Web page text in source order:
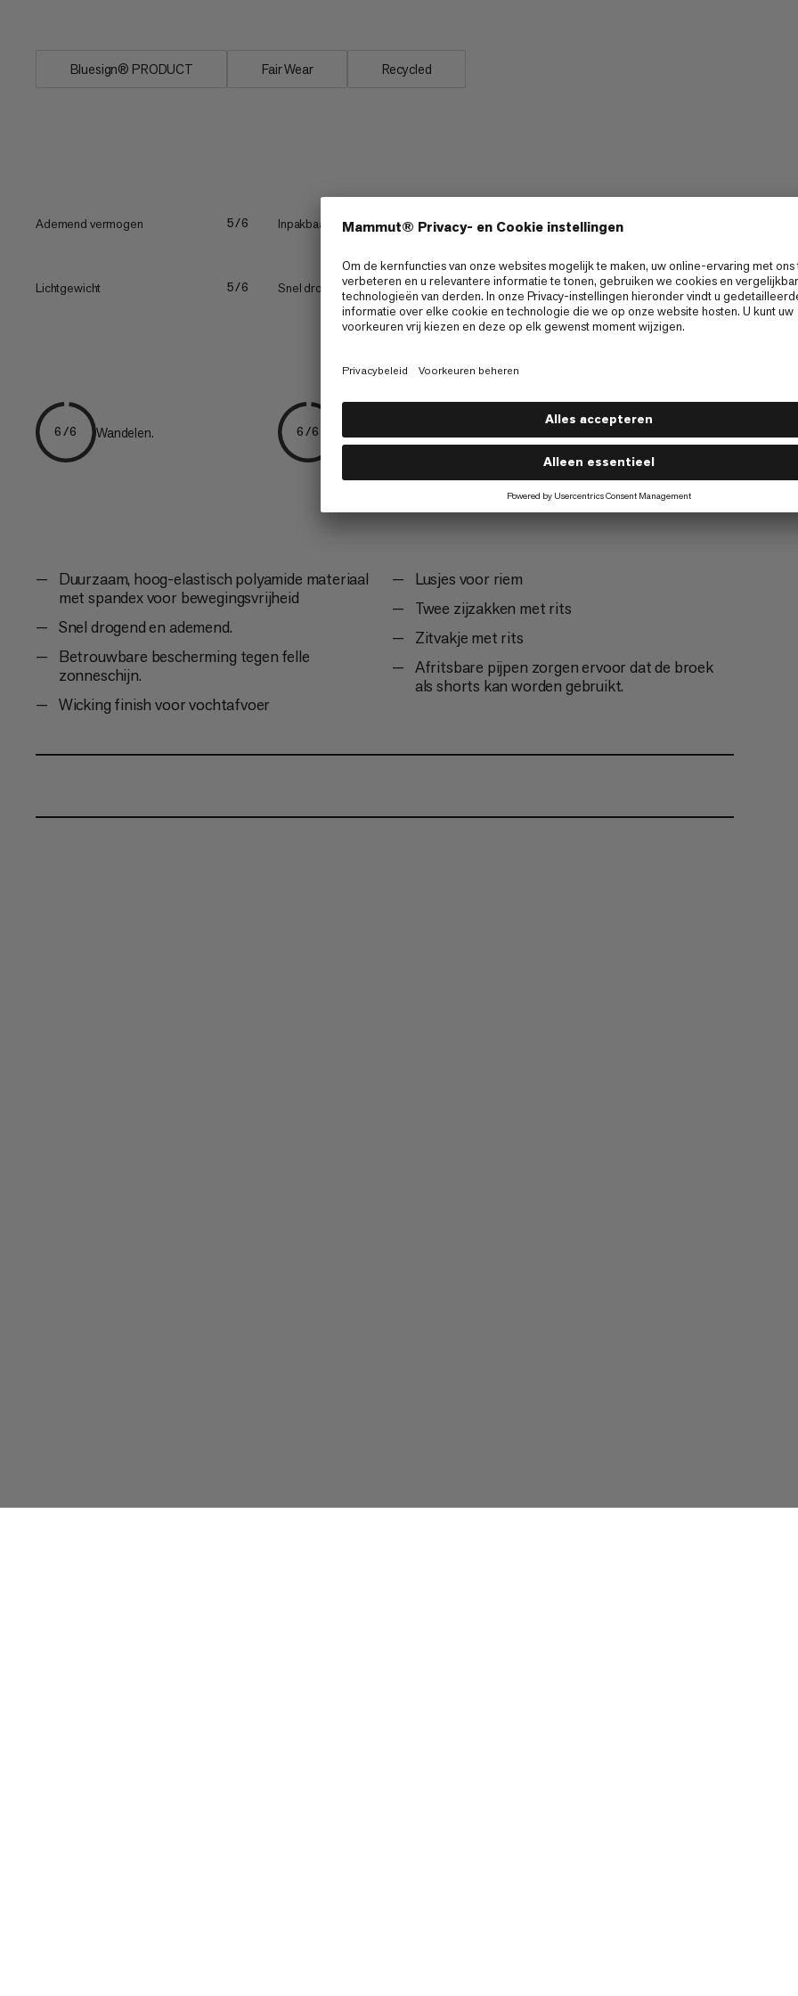
Bluesign® PRODUCT Fair Wear Recycled
Ademend vermogen 5/6 Inpakbaarheid 5/6 Rekken
Lichtgewicht 5/6 Snel drogend. 5/6 Duurzaamheid 4/6
6/6 Wandelen. 6/6 Hiking
Duurzaam, hoog-elastisch polyamide materiaal
met spandex voor bewegingsvrijheid
Snel drogend en ademend.
Betrouwbare bescherming tegen felle
zonneschijn.
Wicking finish voor vochtafvoer
Lusjes voor riem
Twee zijzakken met rits
Zitvakje met rits
Afritsbare pijpen zorgen ervoor dat de broek
als shorts kan worden gebruikt.